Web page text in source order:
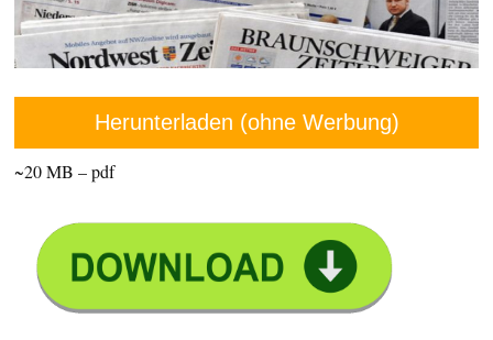
Herunterladen (ohne Werbung)
~20 MB – pdf